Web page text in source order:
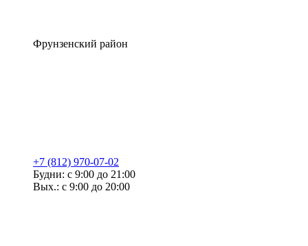
Фрунзенский район
+7 (812) 970-07-02
Будни: с 9:00 до 21:00
Вых.: с 9:00 до 20:00